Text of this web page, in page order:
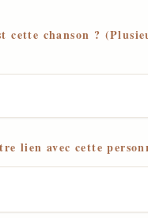
cette chanson ?
lien avec cette